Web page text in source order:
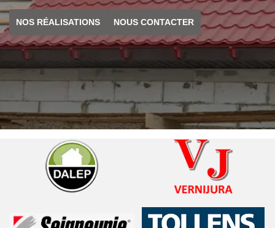
NOS RÉALISATIONS NOUS CONTACTER